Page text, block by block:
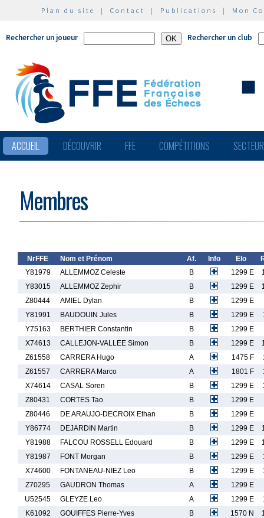
Plan du site | Contact | Publications | Mon
Rechercher un joueur Rechercher un club
ACCUEIL DÉCOUVRIR FFE COMPÉTITIONS
Membres
NrFFE Nom et Prénom Af. Info Elo
Y81979
ALLEMMOZ Celeste B 1299 E
Y83015
ALLEMMOZ Zephir B 1299 E
Z80444
AMIEL Dylan B
1299 E
Y81991
BAUDOUIN Jules B 1299 E
Y75163
BERTHIER Constantin B
1299 E
X74613
CALLEJON-VALLEE Simon B 1299 E
Z61558
CARRERA Hugo A 1475 F
Z61557
CARRERA Marco A 1801 F
X74614
CASAL Soren B 1299 E
Z80431
CORTES Tao B
1299 E
Z80446
DE ARAUJO-DECROIX Ethan B
1299 E
Y86774
DEJARDIN Martin B 1299 E
Y81988
FALCOU ROSSELL Edouard B 1299 E
Y81987
FONT Morgan B 1299 E
X74600
FONTANEAU-NIEZ Leo B 1299 E
Z70295
GAUDRON Thomas A
1299 E
U52545
GLEYZE Leo A 1299 E
K61092
GOUIFFES Pierre-Yves B 1570 N